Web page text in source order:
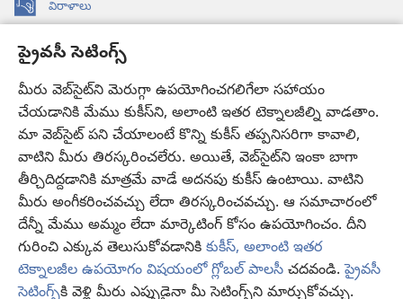
ప్రైవసీ సెటింగ్స్
మీరు వెబ్‌సైట్‌ని మెరుగ్గా ఉపయోగించగలిగేలా సహాయం
చేయడానికి మేము కుకీస్‌ని, అలాంటి ఇతర టెక్నాలజీల్ని వాడతాం.
మా వెబ్‌సైట్‌ పని చేయాలంటే కొన్ని కుకీస్‌ తప్పనిసరిగా కావాలి,
వాటిని మీరు తిరస్కరించలేరు. అయితే, వెబ్‌సైట్‌ని ఇంకా బాగా
తీర్చిదిద్దడానికి మాత్రమే వాడే అదనపు కుకీస్‌ ఉంటాయి. వాటిని
మీరు అంగీకరించవచ్చు లేదా తిరస్కరించవచ్చు. ఆ సమాచారంలో
దేన్నీ మేము అమ్మం లేదా మార్కెటింగ్‌ కోసం ఉపయోగించం. దీని
గురించి ఎక్కువ తెలుసుకోవడానికి కుకీస్, అలాంటి ఇతర
టెక్నాలజీల ఉపయోగం విషయంలో గ్లోబల్ పాలసీ చదవండి.ప్రైవసీ
సెటింగ్స్‌కి వెళ్లి మీరు ఎప్పుడైనా మీ సెటింగ్స్‌ని మార్చుకోవచ్చు.
విరాళాలు
(కొత్త
ఓపెన్‌ కావలికోట ఆన్‌లైన్‌ లైబ్రరీ
(కొత్త
విండో
ఓపెన్‌
అవుతుంది)
JW Hub
(కొత్త
విండో
ఓపెన్‌
అవుతుంది)
JW లైబ్రరీ
కావలికోట లైబ్రరీ
Copyright© 2026 Watch Tower Bible and Tract Society of Pennsylvania.